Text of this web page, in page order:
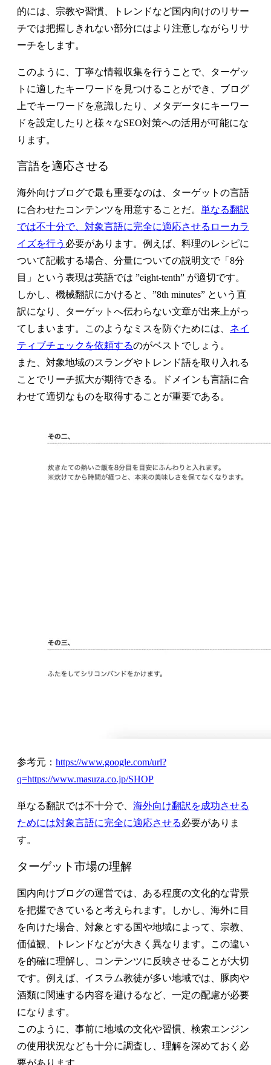
的には、宗教や習慣、トレンドなど国内向けのリサー
チでは把握しきれない部分にはより注意しながらリサ
ーチをします。
このように、丁寧な情報収集を行うことで、ターゲッ
トに適したキーワードを見つけることができ、ブログ
上でキーワードを意識したり、メタデータにキーワー
ドを設定したりと様々なSEO対策への活用が可能にな
ります。
言語を適応させる
海外向けブログで最も重要なのは、ターゲットの言語
に合わせたコンテンツを用意することだ。 単なる翻訳
では不十分で、対象言語に完全に適応させるローカラ
イズを行う 必要があります。例えば、料理のレシピに
ついて記載する場合、分量についての説明文で「8分
目」という表現は英語では ”eight-tenth” が適切です。
しかし、機械翻訳にかけると、”8th minutes” という直
訳になり、ターゲットへ伝わらない文章が出来上がっ
てしまいます。このようなミスを防ぐためには、 ネイ
ティブチェックを依頼するのがベストでしょう。
また、対象地域のスラングやトレンド語を取り入れる
ことでリーチ拡大が期待できる。ドメインも言語に合
わせて適切なものを取得することが重要である。
参考元： https://www.google.com/url?
q=https://www.masuza.co.jp/SHOP
単なる翻訳では不十分で、 海外向け翻訳を成功させる
ためには対象言語に完全に適応させる必要がありま
す。
ターゲット市場の理解
国内向けブログの運営では、ある程度の文化的な背景
を把握できていると考えられます。しかし、海外に目
を向けた場合、対象とする国や地域によって、宗教、
価値観、トレンドなどが大きく異なります。この違い
を的確に理解し、コンテンツに反映させることが大切
です。例えば、イスラム教徒が多い地域では、豚肉や
酒類に関連する内容を避けるなど、一定の配慮が必要
になります。
このように、事前に地域の文化や習慣、検索エンジン
の使用状況なども十分に調査し、理解を深めておく必
要があります。